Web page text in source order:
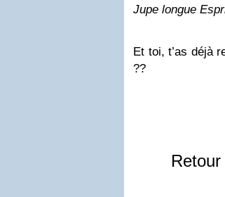
Jupe longue
Et toi, t’as déjà
??